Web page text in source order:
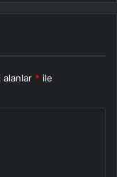
alanlar * ile